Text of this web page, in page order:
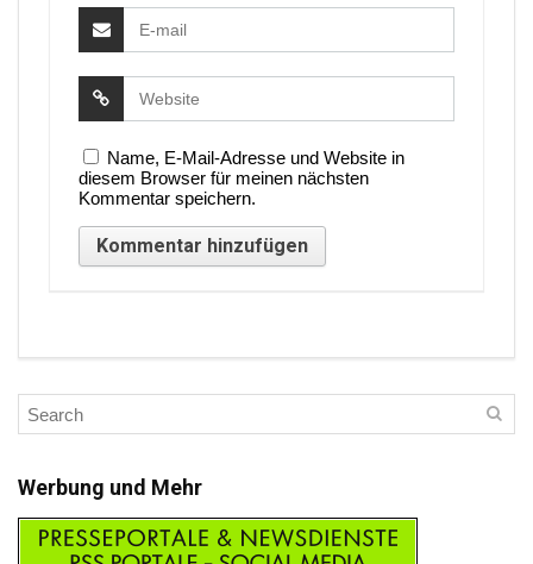
Name, E-Mail-Adresse und Website in
diesem Browser für meinen nächsten
Kommentar speichern.
Werbung und Mehr